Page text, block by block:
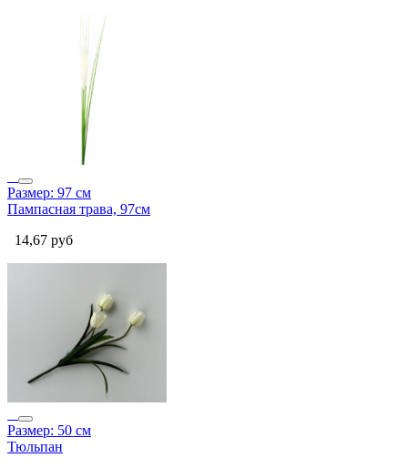
Размер: 97 см
Пампасная трава, 97см
14,67 руб
Размер: 50 см
Тюльпан